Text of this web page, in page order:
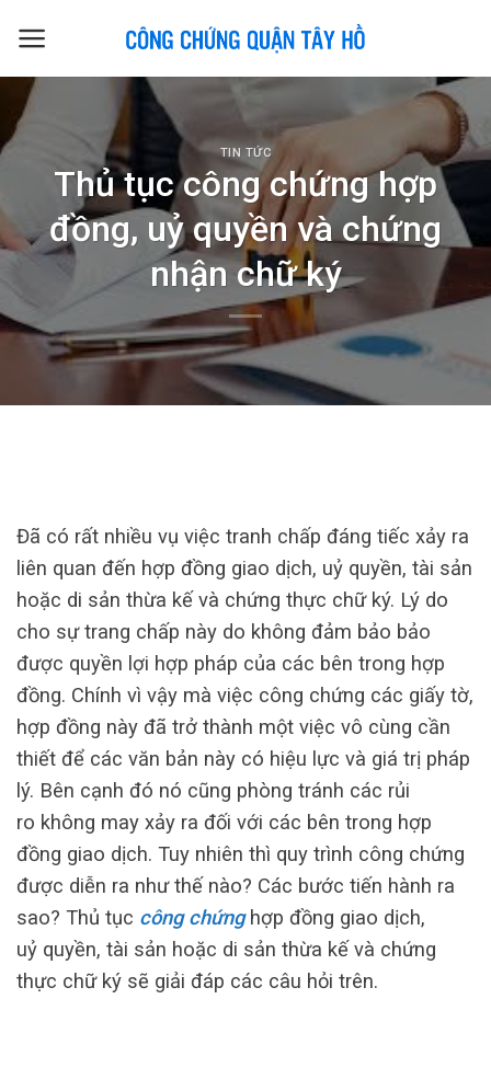
TIN TỨC
Thủ tục công chứng hợp
đồng, uỷ quyền và chứng
nhận chữ ký
Đã có rất nhiều vụ việc tranh chấp đáng tiếc xảy ra
liên quan đến hợp đồng giao dịch, uỷ quyền, tài sản
hoặc di sản thừa kế và chứng thực chữ ký. Lý do
cho sự trang chấp này do không đảm bảo bảo
được quyền lợi hợp pháp của các bên trong hợp
đồng. Chính vì vậy mà việc công chứng các giấy tờ,
hợp đồng này đã trở thành một việc vô cùng cần
thiết để các văn bản này có hiệu lực và giá trị pháp
lý. Bên cạnh đó nó cũng phòng tránh các rủi
ro không may xảy ra đối với các bên trong hợp
đồng giao dịch. Tuy nhiên thì quy trình công chứng
được diễn ra như thế nào? Các bước tiến hành ra
sao? Thủ tục công chứng hợp đồng giao dịch,
uỷ quyền, tài sản hoặc di sản thừa kế và chứng
thực chữ ký sẽ giải đáp các câu hỏi trên.